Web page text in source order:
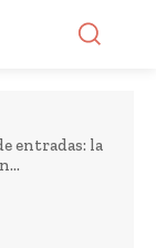
entradas: la